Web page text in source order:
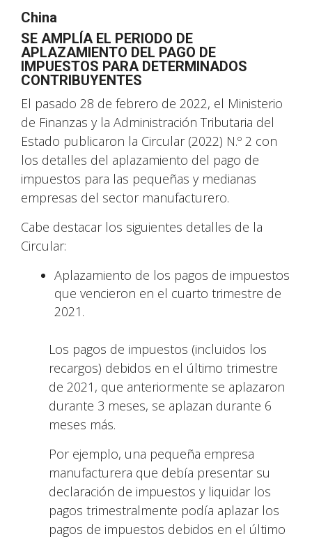
China
SE AMPLÍA EL PERIODO DE
APLAZAMIENTO DEL PAGO DE
IMPUESTOS PARA DETERMINADOS
CONTRIBUYENTES
El pasado 28 de febrero de 2022, el Ministerio
de Finanzas y la Administración Tributaria del
Estado publicaron la Circular (2022) N.º 2 con
los detalles del aplazamiento del pago de
impuestos para las pequeñas y medianas
empresas del sector manufacturero.
Cabe destacar los siguientes detalles de la
Circular:
Aplazamiento de los pagos de impuestos
que vencieron en el cuarto trimestre de
2021.
Los pagos de impuestos (incluidos los
recargos) debidos en el último trimestre
de 2021, que anteriormente se aplazaron
durante 3 meses, se aplazan durante 6
meses más.
Por ejemplo, una pequeña empresa
manufacturera que debía presentar su
declaración de impuestos y liquidar los
pagos trimestralmente podía aplazar los
pagos de impuestos debidos en el último